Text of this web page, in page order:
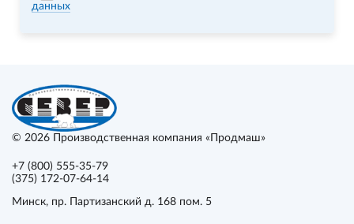
данных
© 2026 Производственная компания «Продмаш»
+7 (800) 555-35-79
(375) 172-07-64-14
Минск, пр. Партизанский д. 168 пом. 5